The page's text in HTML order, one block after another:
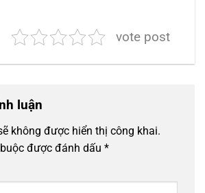
vote post
luận
không được hiển thị công khai.
được đánh dấu *